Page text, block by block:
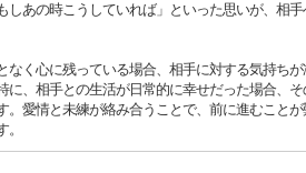
しあの時こうしていれば」といった思いが、相
なく心に残っている場合、相手に対する気持ち
に、相手との生活が日常的に幸せだった場合、
。愛情と未練が絡み合うことで、前に進むこと